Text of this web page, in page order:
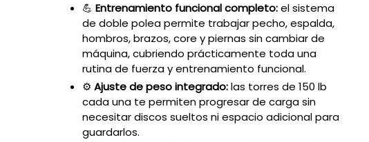
💪 Entrenamiento funcional completo:el sistema
de doble polea permite trabajar pecho, espalda,
hombros, brazos, core y piernas sin cambiar de
máquina, cubriendo prácticamente toda una
rutina de fuerza y entrenamiento funcional.
⚙️ Ajuste de peso integrado:las torres de 150 lb
cada una te permiten progresar de carga sin
necesitar discos sueltos ni espacio adicional para
guardarlos.